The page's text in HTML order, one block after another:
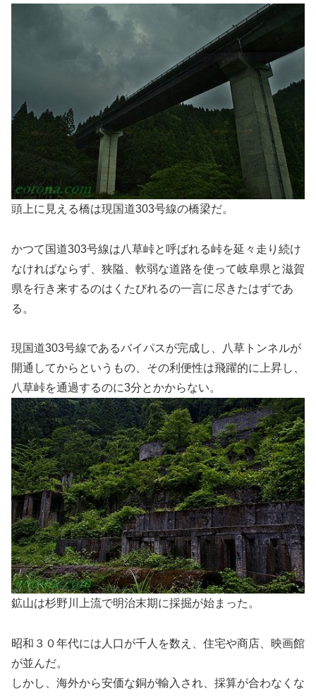
頭上に見える橋は現国道303号線の橋梁だ。
かつて国道303号線は八草峠と呼ばれる峠を延々走り続け
なければならず、狭隘、軟弱な道路を使って岐阜県と滋賀
県を行き来するのはくたびれるの一言に尽きたはずであ
る。
現国道303号線であるバイパスが完成し、八草トンネルが
開通してからというもの、その利便性は飛躍的に上昇し、
八草峠を通過するのに3分とかからない。
鉱山は杉野川上流で明治末期に採掘が始まった。
昭和３０年代には人口が千人を数え、住宅や商店、映画館
が並んだ。
しかし、海外から安価な銅が輸入され、採算が合わなくな